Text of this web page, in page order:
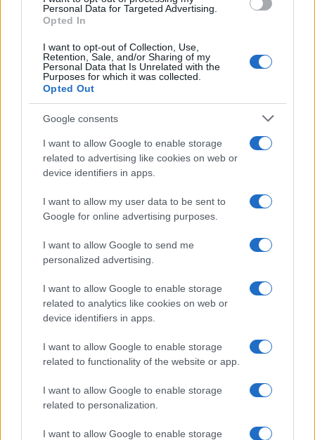
Personal Data for Targeted Advertising.
Opted In
I want to opt-out of Collection, Use,
Retention, Sale, and/or Sharing of my
Personal Data that Is Unrelated with the
Purposes for which it was collected.
Opted Out
Google consents
I want to allow Google to enable storage
related to advertising like cookies on web or
device identifiers in apps.
I want to allow my user data to be sent to
Google for online advertising purposes.
I want to allow Google to send me
personalized advertising.
I want to allow Google to enable storage
related to analytics like cookies on web or
device identifiers in apps.
I want to allow Google to enable storage
related to functionality of the website or app.
I want to allow Google to enable storage
related to personalization.
I want to allow Google to enable storage
l’incident d’un revers de main : « On s’est engueulés dix
l’embrasse, il s’appelle Amaury. » Il a fermement démenti
tout problème avec Hanouna : « C’est complètement faux,
on est potes avec Cyril. » Il a ajouté qu’il pouvait « faire
l’émission demain » s’il le voulait, et que son absence
s’expliquait avant tout par sa tournée de promotion pour
son livre Addictions.
Quelle date de retour pour le chroniqueur ?
Cyril Hanouna s’est voulu rassurant sur ce point : « On
n’arrête pas de l’appeler pour qu’il revienne. Il va revenir
dans l’émission quand il veut. » Avant de tempérer : «
La porte est donc ouverte. Reste à savoir si Matthieu
de la saison… et dans quel état d’esprit.